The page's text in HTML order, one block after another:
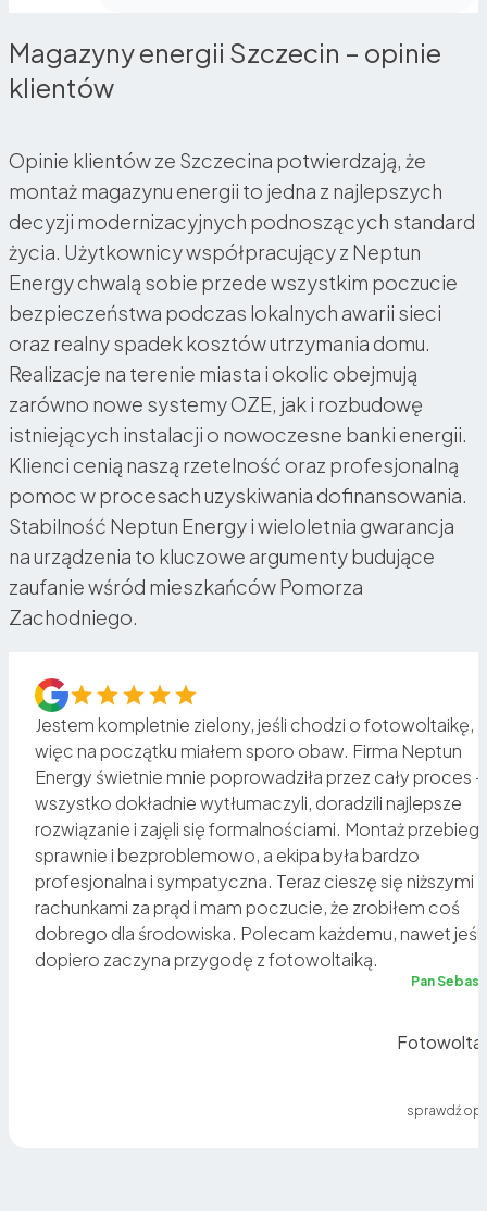
Magazyny energii Szczecin – opinie
klientów
Opinie klientów ze Szczecina potwierdzają, że
montaż magazynu energii to jedna z najlepszych
decyzji modernizacyjnych podnoszących standard
życia. Użytkownicy współpracujący z Neptun
Energy chwalą sobie przede wszystkim poczucie
bezpieczeństwa podczas lokalnych awarii sieci
oraz realny spadek kosztów utrzymania domu.
Realizacje na terenie miasta i okolic obejmują
zarówno nowe systemy OZE, jak i rozbudowę
istniejących instalacji o nowoczesne banki energii.
Klienci cenią naszą rzetelność oraz profesjonalną
pomoc w procesach uzyskiwania dofinansowania.
Stabilność Neptun Energy i wieloletnia gwarancja
na urządzenia to kluczowe argumenty budujące
zaufanie wśród mieszkańców Pomorza
Zachodniego.
Jestem kompletnie zielony, jeśli chodzi o fotowoltaikę,
więc na początku miałem sporo obaw. Firma Neptun
Energy świetnie mnie poprowadziła przez cały proces –
wszystko dokładnie wytłumaczyli, doradzili najlepsze
rozwiązanie i zajęli się formalnościami. Montaż przebiegł
sprawnie i bezproblemowo, a ekipa była bardzo
profesjonalna i sympatyczna. Teraz cieszę się niższymi
rachunkami za prąd i mam poczucie, że zrobiłem coś
dobrego dla środowiska. Polecam każdemu, nawet jeśli
dopiero zaczyna przygodę z fotowoltaiką.
Pan
sprawdź